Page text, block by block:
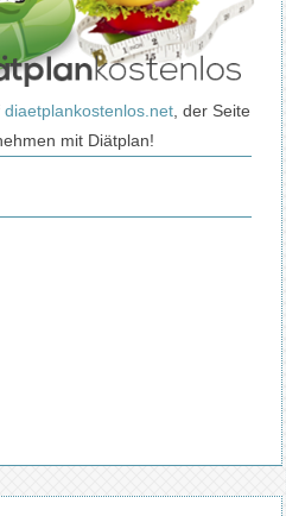
diaetplankostenlos.net, der Seite
mit Diätplan!